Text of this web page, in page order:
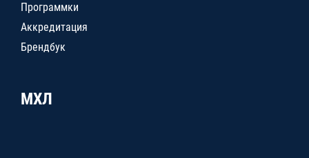
Программки
Аккредитация
Брендбук
МХЛ